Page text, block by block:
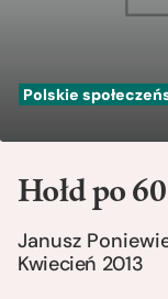
Polskie
Hołd po
Janusz
Kwiecień 2013